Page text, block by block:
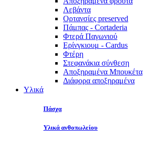
Λεβάντα
Ορτανσίες preserved
Πάμπας - Cortaderia
Φτερά Παγωνιού
Ερίνγκιουμ - Cardus
Φτέρη
Στεφανάκια σύνθεση
Αποξηραμένα Μπουκέτα
Διάφορα αποξηραμένα
Υλικά
Πάσχα
Υλικά ανθοπωλείου